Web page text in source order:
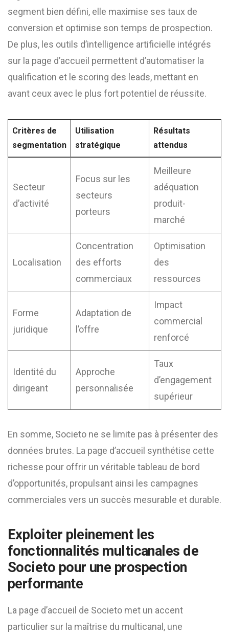
segment bien défini, elle maximise ses taux de
conversion et optimise son temps de prospection.
De plus, les outils d’intelligence artificielle intégrés
sur la page d’accueil permettent d’automatiser la
qualification et le scoring des leads, mettant en
avant ceux avec le plus fort potentiel de réussite.
Critères de
segmentation
Utilisation
stratégique
Résultats
attendus
Secteur
d’activité
Focus sur les
secteurs
porteurs
Meilleure
adéquation
produit-
marché
Localisation
Concentration
des efforts
commerciaux
Optimisation
des
ressources
Forme
juridique
Adaptation de
l’offre
Impact
commercial
renforcé
Identité du
dirigeant
Approche
personnalisée
Taux
d’engagement
supérieur
En somme, Societo ne se limite pas à présenter des
données brutes. La page d’accueil synthétise cette
richesse pour offrir un véritable tableau de bord
d’opportunités, propulsant ainsi les campagnes
commerciales vers un succès mesurable et durable.
Exploiter pleinement les
fonctionnalités multicanales de
Societo pour une prospection
performante
La page d’accueil de Societo met un accent
particulier sur la maîtrise du multicanal, une